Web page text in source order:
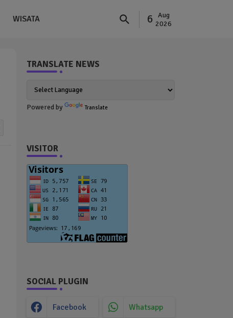
WISATA 6
Aug
2026
TRANSLATE NEWS
Powered by Translate
VISITOR
SOCIAL PLUGIN
Facebook Whatsapp